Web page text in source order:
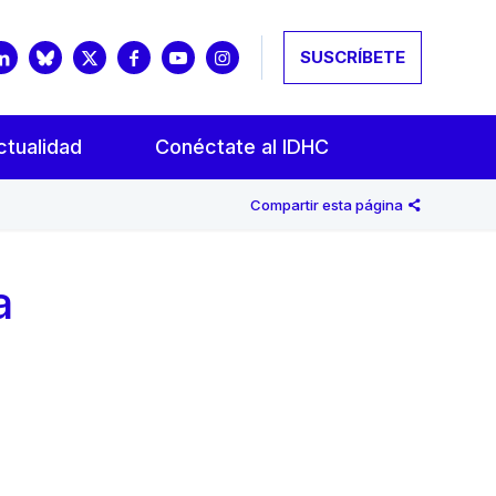
SUSCRÍBETE
Conéctate al IDHC
Compartir esta página